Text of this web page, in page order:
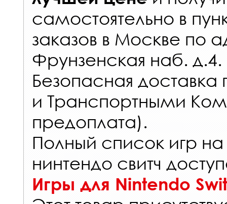
самостоятельно в
заказов в Москве по
Фрунзенская наб. д.4.
Безопасная
и Транспортными
предоплата).
Полный список игр
нинтендо свитч
Игры для Nintendo